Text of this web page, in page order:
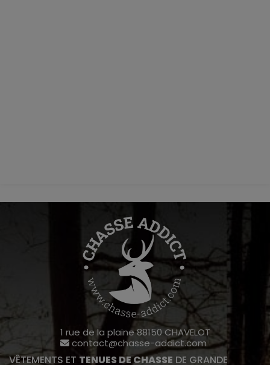
1 rue de la plaine 88150 CHAVELOT
contact@chasse-addict.com
VÊTEMENTS ET TENUES DE CHASSE DE GRANDE